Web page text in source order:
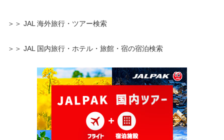
＞＞ JAL 海外旅行・ツアー検索
＞＞ JAL 国内旅行・ホテル・旅館・宿の宿泊検索